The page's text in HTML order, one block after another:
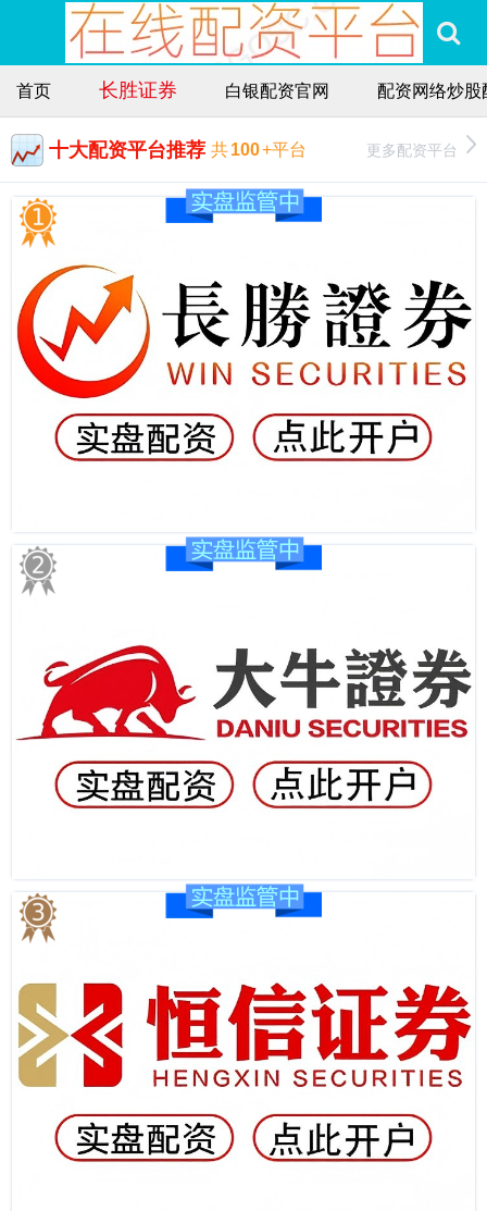
首页 长胜证券 白银配资官网 配资网络炒股
十大配资平台推荐 共100+平台 更多配资平台